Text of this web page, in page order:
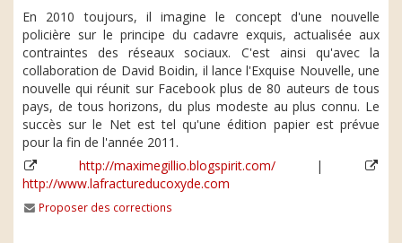
En 2010 toujours, il imagine le concept d'une nouvelle
policière sur le principe du cadavre exquis, actualisée aux
contraintes des réseaux sociaux. C'est ainsi qu'avec la
collaboration de David Boidin, il lance l'Exquise Nouvelle, une
nouvelle qui réunit sur Facebook plus de 80 auteurs de tous
pays, de tous horizons, du plus modeste au plus connu. Le
succès sur le Net est tel qu'une édition papier est prévue
pour la fin de l'année 2011.
http://maximegillio.blogspirit.com/ |
http://www.lafractureducoxyde.com
Proposer des corrections